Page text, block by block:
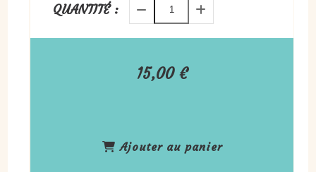
15,00€
QUANTITÉ :
Ajouter au panier